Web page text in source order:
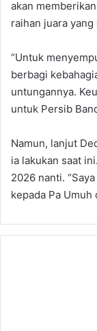
akan
raihan juara
“Untuk
berbagi
untungannya.
untuk Persib
Namun, lanjut
ia lakukan saat
2026 nanti.
kepada Pa Umuh